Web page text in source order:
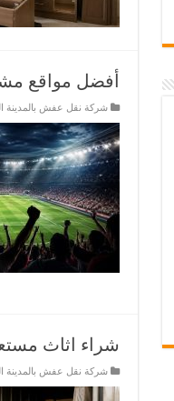
أفضل مواقع
شركة نقل عفش بالمدينة
شراء اثاث
شركة نقل عفش بالمدينة